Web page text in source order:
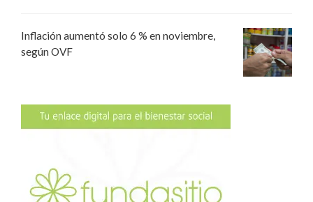
Inflación aumentó solo 6 % en noviembre,
según OVF